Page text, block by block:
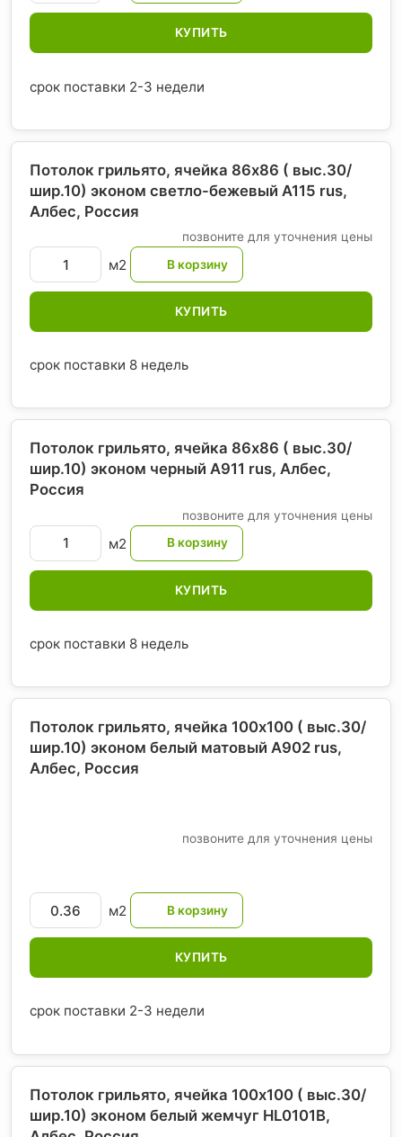
КУПИТЬ
срок поставки 2-3 недели
Потолок грильято, ячейка 86х86 ( выс.30/
шир.10) эконом светло-бежевый А115 rus,
Албес, Россия
позвоните для уточнения цены
м2
КУПИТЬ
срок поставки 8 недель
Потолок грильято, ячейка 86х86 ( выс.30/
шир.10) эконом черный А911 rus, Албес,
Россия
позвоните для уточнения цены
м2
КУПИТЬ
срок поставки 8 недель
Потолок грильято, ячейка 100х100 ( выс.30/
шир.10) эконом белый матовый А902 rus,
Албес, Россия
позвоните для уточнения цены
м2
КУПИТЬ
срок поставки 2-3 недели
Потолок грильято, ячейка 100х100 ( выс.30/
шир.10) эконом белый жемчуг HL0101B,